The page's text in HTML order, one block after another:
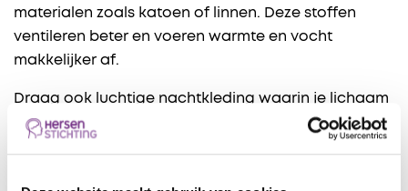
materialen zoals katoen of linnen. Deze stoffen
ventileren beter en voeren warmte en vocht
makkelijker af.
Draag ook luchtige nachtkleding waarin je lichaam
warmte kwijt kan.